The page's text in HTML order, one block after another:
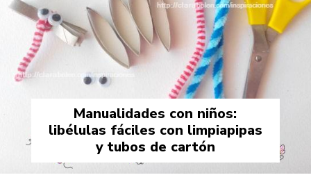
Manualidades con niños:
libélulas fáciles con limpiapipas
y tubos de cartón